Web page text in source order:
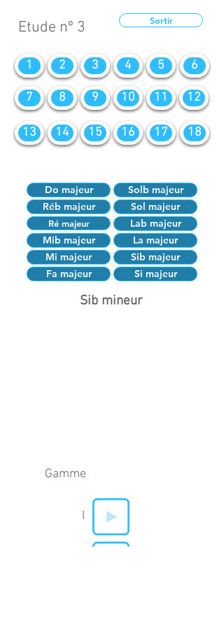
Etude nº 3 Sortir
1 2 3 4 5 6
7 8 9 10 11 12
13 14 15 16 17 18
Do majeur
Solb majeur
Réb majeur
Sol majeur
Ré majeur
Lab majeur
Mib majeur
La majeur
Mi majeur
Sib majeur
Fa majeur
Si majeur
Sib mineur
Gamme
I